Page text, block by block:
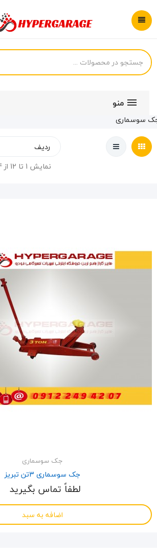
منو
سوسماری
ردیف
نمایش 1 تا 12 از 14 مورد
جک سوسماری
جک سوسماری 3تن تبریز
لطفاً تماس بگیرید
اضافه به سبد